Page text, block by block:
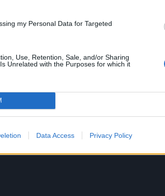
my Personal Data for Targeted
Use, Retention, Sale, and/or Sharing
Unrelated with the Purposes for which it
Data Access Privacy Policy
+25